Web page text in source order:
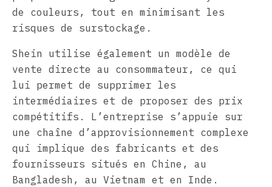
de couleurs, tout en minimisant les
risques de surstockage.
Shein utilise également un modèle de
vente directe au consommateur, ce qui
lui permet de supprimer les
intermédiaires et de proposer des prix
compétitifs. L’entreprise s’appuie sur
une chaîne d’approvisionnement complexe
qui implique des fabricants et des
fournisseurs situés en Chine, au
Bangladesh, au Vietnam et en Inde.